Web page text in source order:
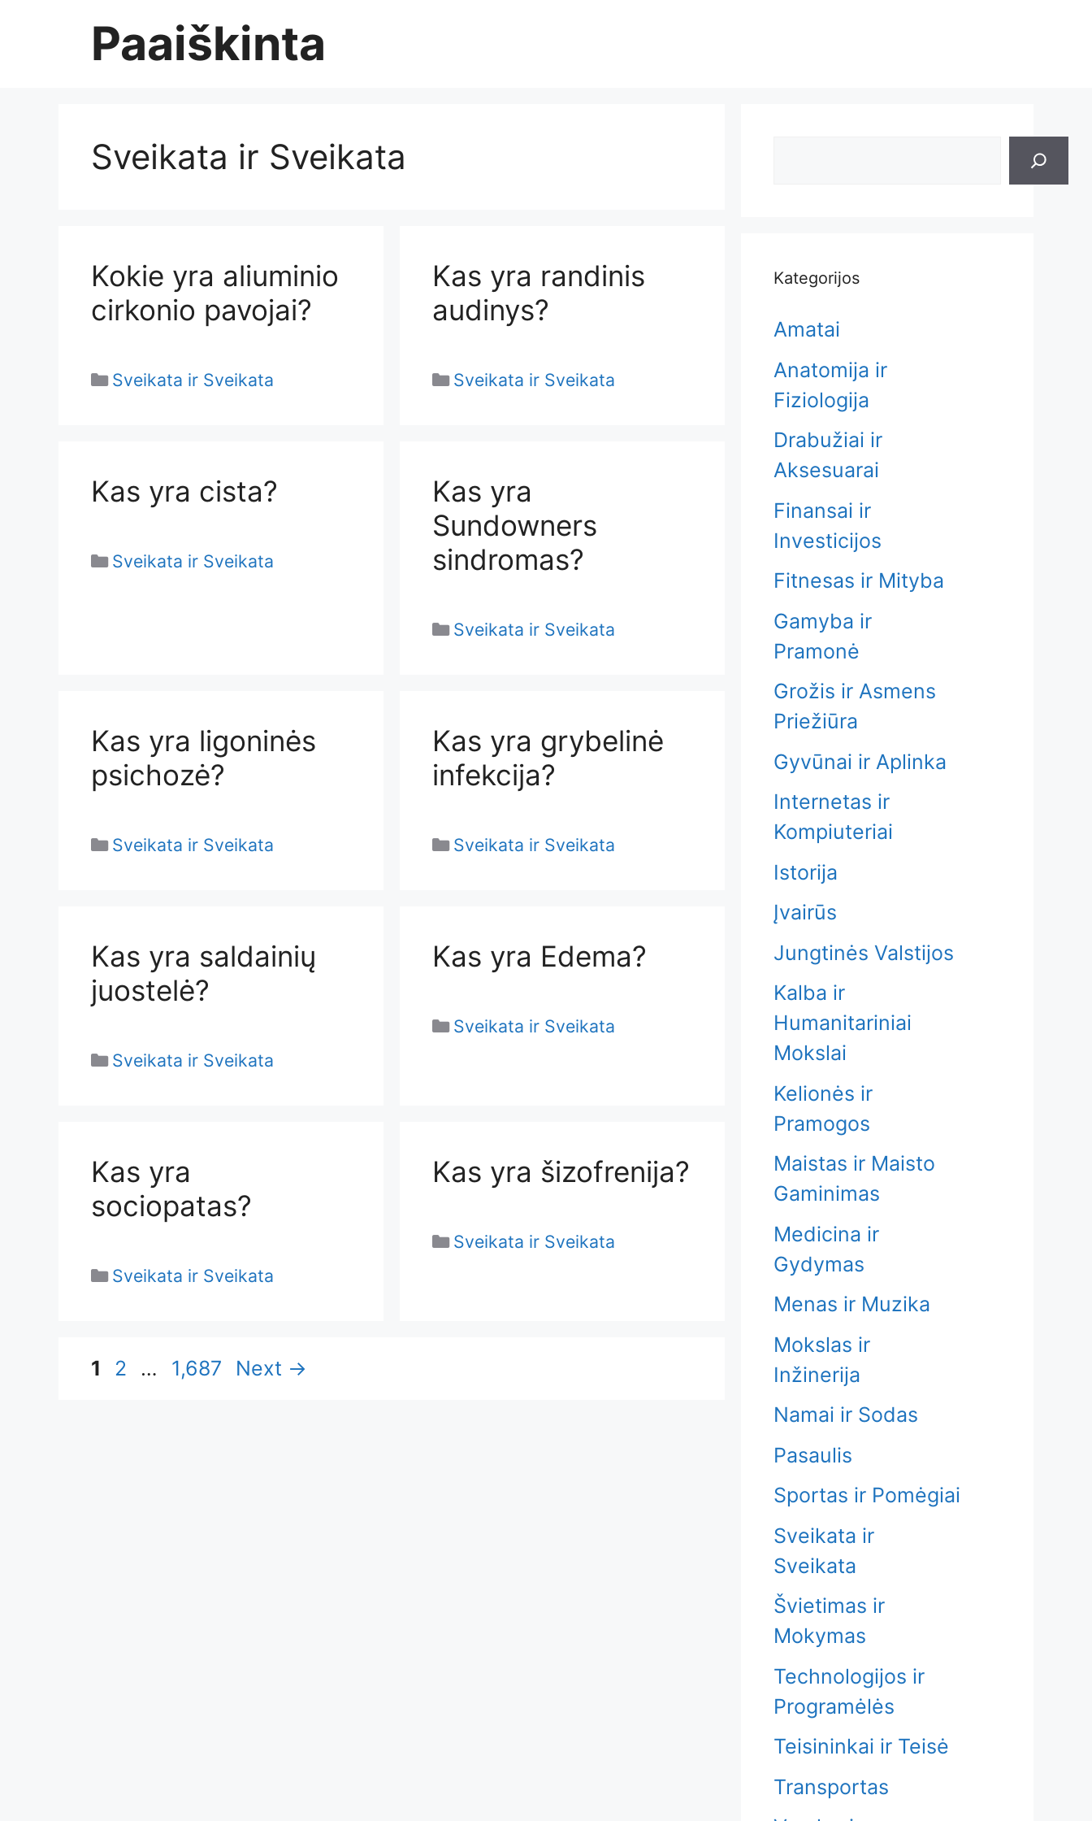
Paaiškinta
Sveikata ir Sveikata
Kokie yra aliuminio
cirkonio pavojai?
Categories
Sveikata ir Sveikata
Kas yra randinis
audinys?
Categories
Sveikata ir Sveikata
Kas yra cista?
Categories
Sveikata ir Sveikata
Kas yra
Sundowners
sindromas?
Categories
Sveikata ir Sveikata
Kas yra ligoninės
psichozė?
Categories
Sveikata ir Sveikata
Kas yra grybelinė
infekcija?
Categories
Sveikata ir Sveikata
Kas yra saldainių
juostelė?
Categories
Sveikata ir Sveikata
Kas yra Edema?
Categories
Sveikata ir Sveikata
Kas yra
sociopatas?
Categories
Sveikata ir Sveikata
Kas yra šizofrenija?
Categories
Sveikata ir Sveikata
Page
1 Page
2 … Page
1,687 Next →
Kategorijos
Amatai
Anatomija ir
Fiziologija
Drabužiai ir
Aksesuarai
Finansai ir
Investicijos
Fitnesas ir Mityba
Gamyba ir
Pramonė
Grožis ir Asmens
Priežiūra
Gyvūnai ir Aplinka
Internetas ir
Kompiuteriai
Istorija
Įvairūs
Jungtinės Valstijos
Kalba ir
Humanitariniai
Mokslai
Kelionės ir
Pramogos
Maistas ir Maisto
Gaminimas
Medicina ir
Gydymas
Menas ir Muzika
Mokslas ir
Inžinerija
Namai ir Sodas
Pasaulis
Sportas ir Pomėgiai
Sveikata ir
Sveikata
Švietimas ir
Mokymas
Technologijos ir
Programėlės
Teisininkai ir Teisė
Transportas